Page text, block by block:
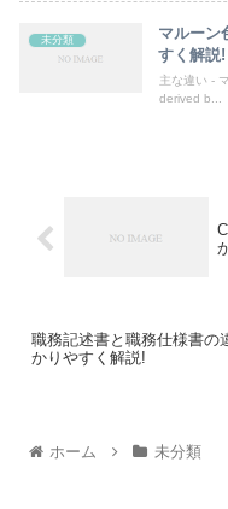
未分類
マルーン
すく解説!
主な違い -
derived b...
職務記述書と職務仕様書の
かりやすく解説!
ホーム 未分類